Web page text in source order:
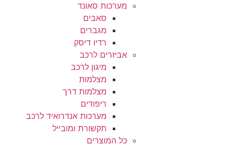
מערכות סאונד
סאבים
מגברים
רדיו דיסק
אביזרים לרכב
מיגון לרכב
מצלמות
מצלמות דרך
ריפודים
מערכות אנדרואיד לרכב
תקשורת ומובייל
כל המוצרים